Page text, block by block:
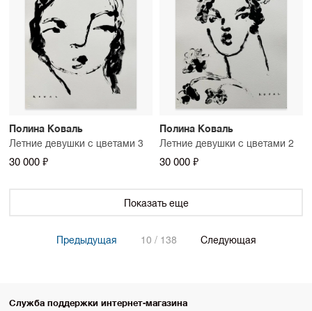
Полина Коваль
Летние девушки с цветами 3
30 000 ₽
Полина Коваль
Летние девушки с цветами 2
30 000 ₽
Показать еще
Предыдущая 10 / 138 Следующая
Служба поддержки интернет-магазина